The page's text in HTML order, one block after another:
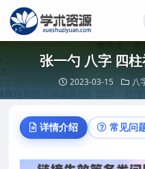
张一勺 八字 四
2023-03-15 八
详情介绍 常见问